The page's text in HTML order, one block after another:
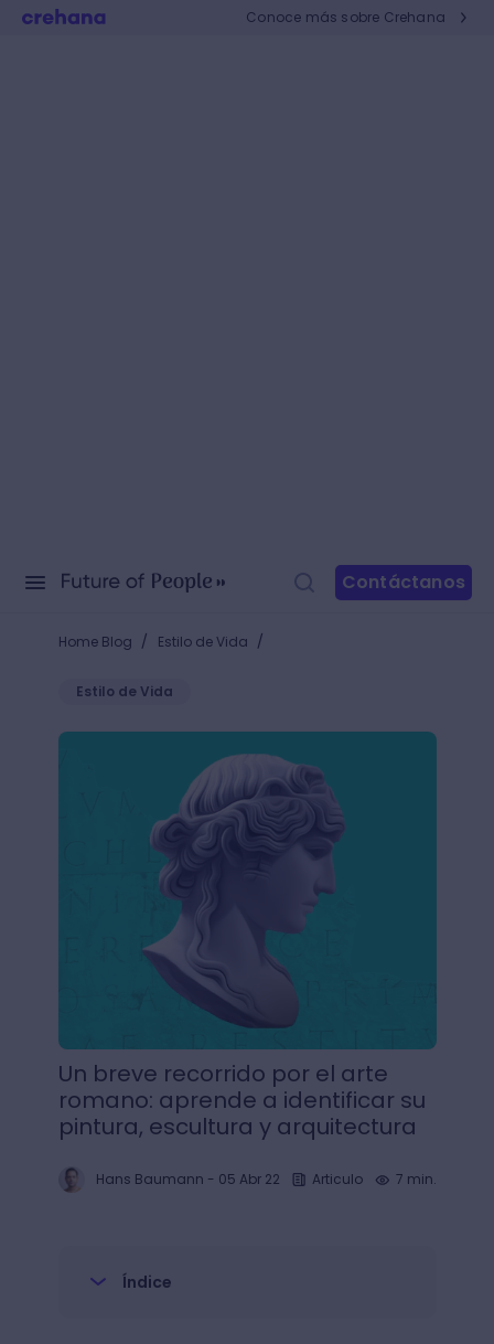
Conoce más sobre Crehana
Contáctanos
Home Blog / Estilo de Vida /
Estilo de Vida
Un breve recorrido por el arte romano: aprende a
Un breve recorrido por el arte
romano: aprende a identificar su
pintura, escultura y arquitectura
Hans Baumann - 05 Abr 22 Articulo 7 min.
Índice